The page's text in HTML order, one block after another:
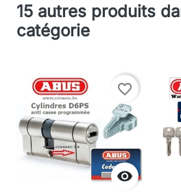
15 autres produits
catégorie

favorite_border